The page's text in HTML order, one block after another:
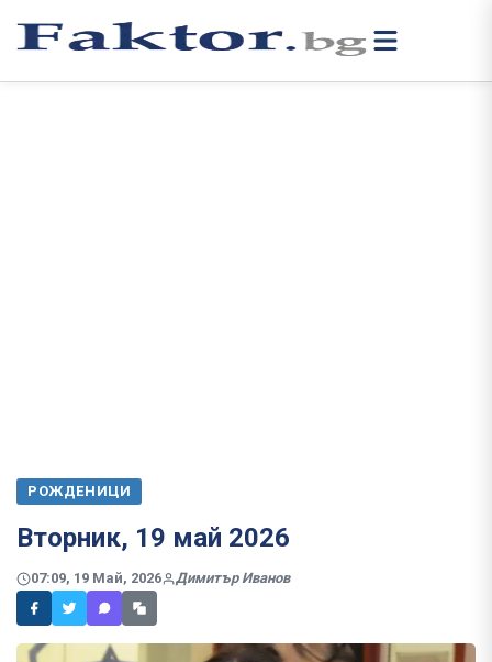
РОЖДЕНИЦИ
Вторник, 19 май 2026
07:09, 19 Май, 2026 Димитър Иванов